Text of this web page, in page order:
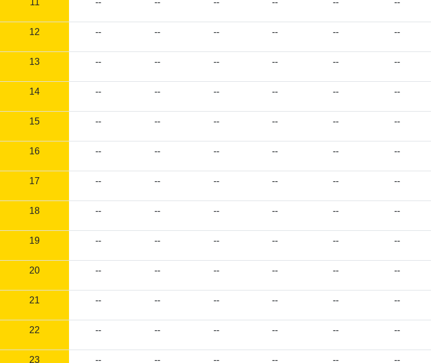
11 -- -- -- -- -- --
12 -- -- -- -- -- --
13 -- -- -- -- -- --
14 -- -- -- -- -- --
15 -- -- -- -- -- --
16 -- -- -- -- -- --
17 -- -- -- -- -- --
18 -- -- -- -- -- --
19 -- -- -- -- -- --
20 -- -- -- -- -- --
21 -- -- -- -- -- --
22 -- -- -- -- -- --
23 -- -- -- -- -- --